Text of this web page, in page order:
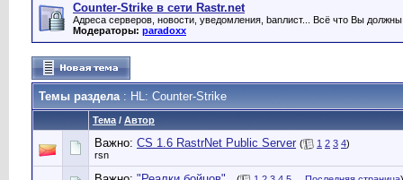
Counter-Strike в сети Rastr.net
Адреса серверов, новости, уведомления, banлист... Всё что Вы
Модераторы: paradoxx
Темы раздела: HL: Counter-Strike
Тема / Автор
Важно: CS 1.6 RastrNet Public Server ( 1 2 3 4)
rsn